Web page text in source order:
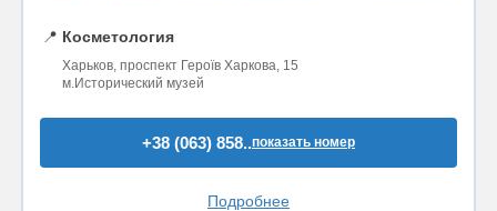
📍 Косметология
Харьков, проспект Героїв Харкова, 15
м.Исторический музей
+38 (063) 858..показать номер
Подробнее